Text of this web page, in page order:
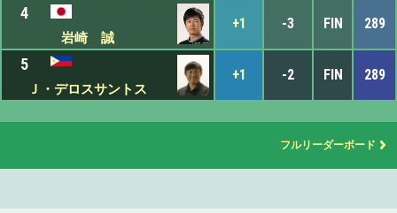
4
岩崎 誠
+1 -3 FIN 289
5
Ｊ・デロスサントス
+1 -2 FIN 289
フルリーダーボード